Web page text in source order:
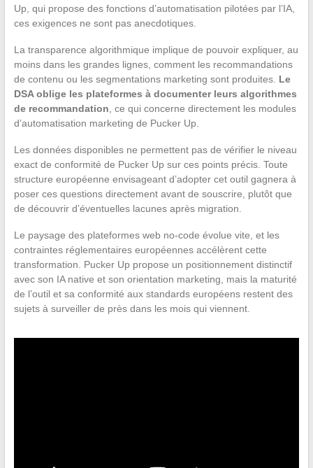
Up, qui propose des fonctions d’automatisation pilotées par l’IA,
ces exigences ne sont pas anecdotiques.
La transparence algorithmique implique de pouvoir expliquer, au
moins dans les grandes lignes, comment les recommandations
de contenu ou les segmentations marketing sont produites. Le
DSA oblige les plateformes à documenter leurs algorithmes
de recommandation , ce qui concerne directement les modules
d’automatisation marketing de Pucker Up.
Les données disponibles ne permettent pas de vérifier le niveau
exact de conformité de Pucker Up sur ces points précis. Toute
structure européenne envisageant d’adopter cet outil gagnera à
poser ces questions directement avant de souscrire, plutôt que
de découvrir d’éventuelles lacunes après migration.
Le paysage des plateformes web no-code évolue vite, et les
contraintes réglementaires européennes accélèrent cette
transformation. Pucker Up propose un positionnement distinctif
avec son IA native et son orientation marketing, mais la maturité
de l’outil et sa conformité aux standards européens restent des
sujets à surveiller de près dans les mois qui viennent.